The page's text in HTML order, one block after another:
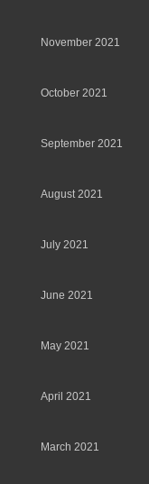
November 2021
October 2021
September 2021
August 2021
July 2021
June 2021
May 2021
April 2021
March 2021